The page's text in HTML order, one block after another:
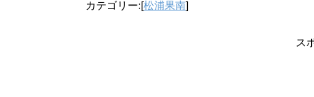
カテゴリー:[松浦果南]
ス